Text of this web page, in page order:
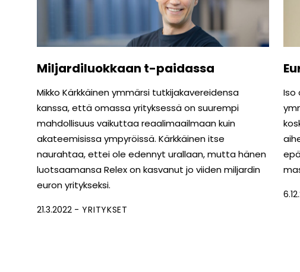
Miljardiluokkaan t-paidassa
Mikko Kärkkäinen ymmärsi tutkijakavereidensa
kanssa, että omassa yrityksessä on suurempi
mahdollisuus vaikuttaa reaalimaailmaan kuin
akateemisissa ympyröissä. Kärkkäinen itse
naurahtaa, ettei ole edennyt urallaan, mutta hänen
luotsaamansa Relex on kasvanut jo viiden miljardin
euron yritykseksi.
21.3.2022 YRITYKSET
Iso